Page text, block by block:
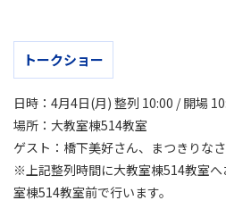
トークショー
日時：4月4日(月) 整列 10:00 / 開場
場所：大教室棟514教室
ゲスト：橋下美好さん、まつきりな
※上記整列時間に大教室棟514教室
室棟514教室前で行います。